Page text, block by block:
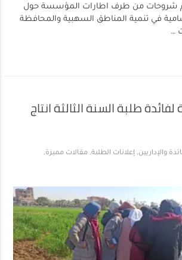
شروحات من طرف اطارات المؤسسة حول
في تنمية المناطق السهبية والمحافظة
…
طلبة السنة الثالثة انتاج
والإداريين, إعلانات الطلبة, مقالات مميزة,